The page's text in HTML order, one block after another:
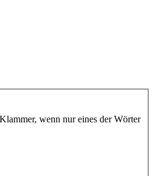
wenn nur eines der Wörter